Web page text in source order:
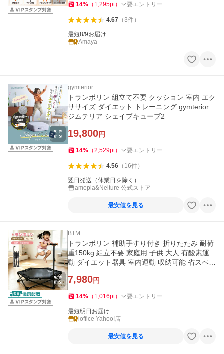
14% （ 1,295pt） 要エントリー
4.67（3件）
最短8/9お届け
Amaya
gymterior
トランポリン 組立て不要 クッション 室内 エク
ササイズ ダイエット トレーニング gymterior
ジムテリア シェイプキューブ2
19,800円
14% （2,529pt） 要エントリー
4.56（ 16件）
翌日発送（休業日を除く）
amepla&Nelture 公式ストア
最安値を見る
BTM
トランポリン 補助手すり付き 折りたたみ 耐荷
重150kg 組立不要 家庭用 子供 大人 有酸素運
動 ダイエット器具 室内運動 収納可能 省スペー
7,980円
14% （ 1,016pt） 要エントリー
最短明日お届け
ioffice Yahoo!店
最安値を見る